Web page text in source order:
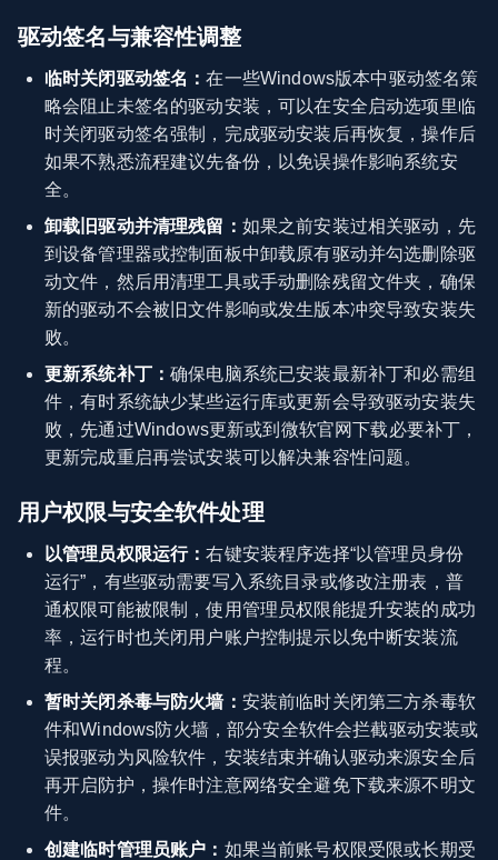
驱动签名与兼容性调整
临时关闭驱动签名：在一些Windows版本中驱动签名策
略会阻止未签名的驱动安装，可以在安全启动选项里临
时关闭驱动签名强制，完成驱动安装后再恢复，操作后
如果不熟悉流程建议先备份，以免误操作影响系统安
全。
卸载旧驱动并清理残留： 如果之前安装过相关驱动，先
到设备管理器或控制面板中卸载原有驱动并勾选删除驱
动文件，然后用清理工具或手动删除残留文件夹，确保
新的驱动不会被旧文件影响或发生版本冲突导致安装失
败。
更新系统补丁：确保电脑系统已安装最新补丁和必需组
件，有时系统缺少某些运行库或更新会导致驱动安装失
败，先通过Windows更新或到微软官网下载必要补丁，
更新完成重启再尝试安装可以解决兼容性问题。
用户权限与安全软件处理
以管理员权限运行：右键安装程序选择“以管理员身份
运行”，有些驱动需要写入系统目录或修改注册表，普
通权限可能被限制，使用管理员权限能提升安装的成功
率，运行时也关闭用户账户控制提示以免中断安装流
程。
暂时关闭杀毒与防火墙： 安装前临时关闭第三方杀毒软
件和Windows防火墙，部分安全软件会拦截驱动安装或
误报驱动为风险软件，安装结束并确认驱动来源安全后
再开启防护，操作时注意网络安全避免下载来源不明文
件。
创建临时管理员账户： 如果当前账号权限受限或长期受